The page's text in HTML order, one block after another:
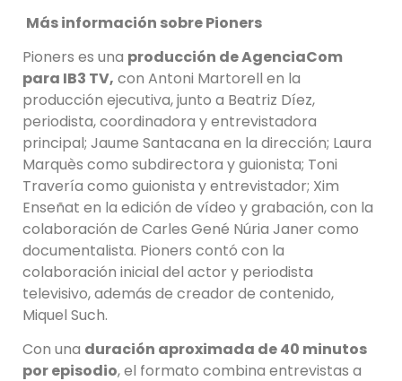
Más información sobre Pioners
Pioners es una producción de AgenciaCom
para IB3 TV, con Antoni Martorell en la
producción ejecutiva, junto a Beatriz Díez,
periodista, coordinadora y entrevistadora
principal; Jaume Santacana en la dirección; Laura
Marquès como subdirectora y guionista; Toni
Travería como guionista y entrevistador; Xim
Enseñat en la edición de vídeo y grabación, con la
colaboración de Carles Gené Núria Janer como
documentalista. Pioners contó con la
colaboración inicial del actor y periodista
televisivo, además de creador de contenido,
Miquel Such.
Con una duración aproximada de 40 minutos
por episodio, el formato combina entrevistas a